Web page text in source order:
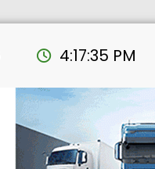
4:17:36 PM